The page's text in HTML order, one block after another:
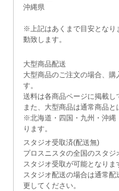
沖縄県
※上記はあくまで目安となり
動致します。
大型商品配送
大型商品のご注文の場合、購
す。
送料は各商品ページに掲載し
また、大型商品は通常商品と
※北海道・四国・九州・沖縄
ります。
スタジオ受取済(配送無)
プロスニスタの全国のスタジ
スタジオ受取が可能となり
スタジオ配送の場合は通常
更してください。